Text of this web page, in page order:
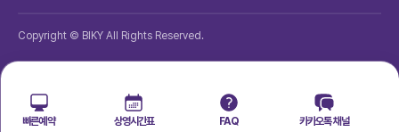
Copyright © BIKY All Rights Reserved.
빠른예약 상영시간표 FAQ 카카오톡 채널